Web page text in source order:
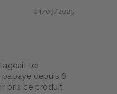
04/03/2025
les
depuis 6
pris ce produit